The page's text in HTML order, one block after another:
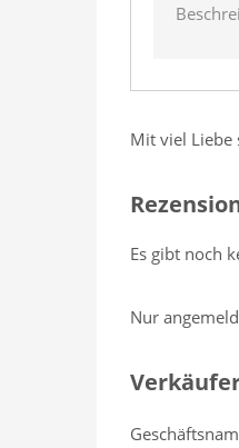
Mit viel Liebe
Es gibt noch
Nur